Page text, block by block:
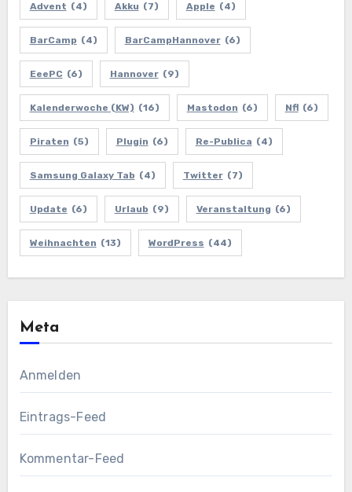
Advent (4) Akku (7) Apple (4)
BarCamp (4) BarCampHannover (6)
EeePC (6) Hannover (9)
Kalenderwoche (KW) (16) Mastodon (6) Nfl (6)
Piraten (5) Plugin (6) Re-Publica (4)
Samsung Galaxy Tab (4) Twitter (7)
Update (6) Urlaub (9) Veranstaltung (6)
Weihnachten (13) WordPress (44)
Meta
Anmelden
Eintrags-Feed
Kommentar-Feed